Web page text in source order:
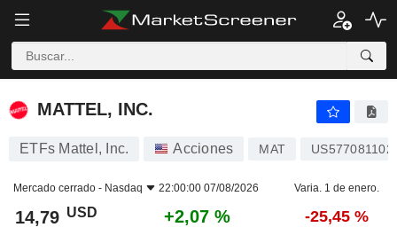
MATTEL, INC.
MATTEL, INC.
ETFs Mattel, Inc. Acciones MAT
Mercado cerrado - Nasdaq 22:00:00 07/08/2026 Varia. 1 de enero.
14,79 USD +2,07 % -25,45 %